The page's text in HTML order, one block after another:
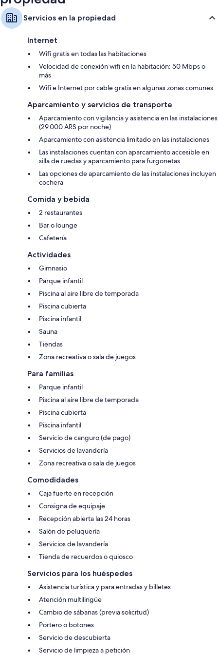
Servicios en la propiedad
Internet
Wifi gratis en todas las habitaciones
Velocidad de conexión wifi en la habitación: 50 Mbps o
más
Wifi e Internet por cable gratis en algunas zonas comunes
Aparcamiento y servicios de transporte
Aparcamiento con vigilancia y asistencia en las instalaciones
(29.000 ARS por noche)
Aparcamiento con asistencia limitado en las instalaciones
Las instalaciones cuentan con aparcamiento accesible en
silla de ruedas y aparcamiento para furgonetas
Las opciones de aparcamiento de las instalaciones incluyen
cochera
Comida y bebida
2 restaurantes
Bar o lounge
Cafetería
Actividades
Gimnasio
Parque infantil
Piscina al aire libre de temporada
Piscina cubierta
Piscina infantil
Sauna
Tiendas
Zona recreativa o sala de juegos
Para familias
Parque infantil
Piscina al aire libre de temporada
Piscina cubierta
Piscina infantil
Servicio de canguro (de pago)
Servicios de lavandería
Zona recreativa o sala de juegos
Comodidades
Caja fuerte en recepción
Consigna de equipaje
Recepción abierta las 24 horas
Salón de peluquería
Servicios de lavandería
Tienda de recuerdos o quiosco
Servicios para los huéspedes
Asistencia turística y para entradas y billetes
Atención multilingüe
Cambio de sábanas (previa solicitud)
Portero o botones
Servicio de descubierta
Servicio de limpieza a petición